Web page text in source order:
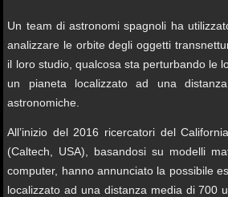
Un team di astronomi spagnoli ha
analizzare le orbite degli oggetti
il loro studio, qualcosa sta perturbando le
un pianeta localizzato ad una
astronomiche.
All’inizio del 2016 ricercatori del
(Caltech, USA), basandosi su modelli
computer, hanno annunciato la possibile
localizzato ad una distanza media di 700